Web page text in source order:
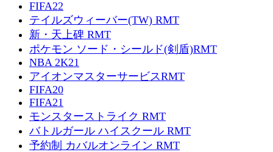
FIFA22
テイルズウィーバー(TW) RMT
新・天上碑 RMT
ポケモン ソード・シールド(剣盾)RMT
NBA 2K21
アイオンマスターサービスRMT
FIFA20
FIFA21
モンスターストライク RMT
バトルガール ハイスクール RMT
予約制 カバルオンライン RMT